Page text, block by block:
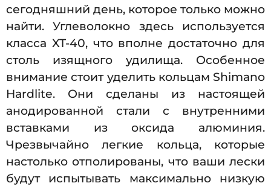
сегодняшний день, которое только можно
найти. Углеволокно здесь используется
класса XT-40, что вполне достаточно для
столь изящного удилища. Особенное
внимание стоит уделить кольцам Shimano
Hardlite. Они сделаны из настоящей
анодированной стали с внутренними
вставками из оксида алюминия.
Чрезвычайно легкие кольца, которые
настолько отполированы, что ваши лески
будут испытывать максимально низкую